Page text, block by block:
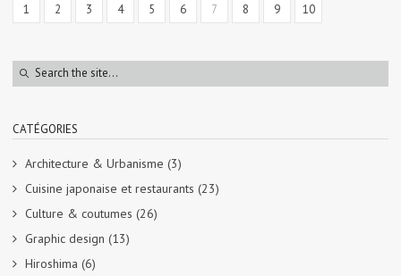
1 2 3 4 5 6 7 8 9 10
CATÉGORIES
Architecture & Urbanisme (3)
Cuisine japonaise et restaurants (23)
Culture & coutumes (26)
Graphic design (13)
Hiroshima (6)